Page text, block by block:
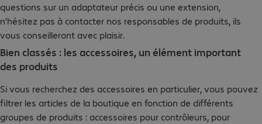
questions sur un adaptateur précis ou une extension,
n’hésitez pas à contacter nos responsables de produits, ils
vous conseilleront avec plaisir.
Bien classés : les accessoires, un élément important
des produits
Si vous recherchez des accessoires en particulier, vous pouvez
filtrer les articles de la boutique en fonction de différents
groupes de produits : accessoires pour contrôleurs, pour